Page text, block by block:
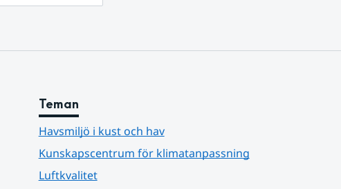
Teman
Havsmiljö i kust och hav
Kunskapscentrum för klimatanpassning
Luftkvalitet